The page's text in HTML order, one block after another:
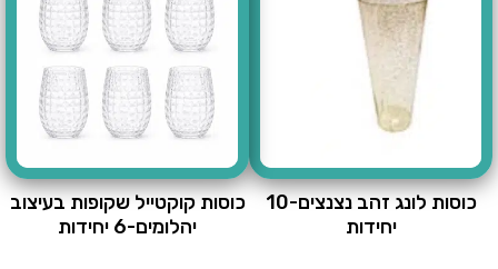
כוסות לונג זהב נצנצים-10
יחידות
כוסות קוקטייל שקופות בעיצוב
יהלומים-6 יחידות